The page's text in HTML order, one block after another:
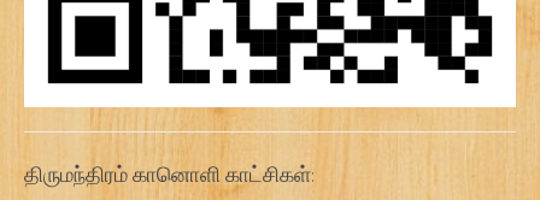
திருமந்திரம் கானொளி காட்சிகள்: